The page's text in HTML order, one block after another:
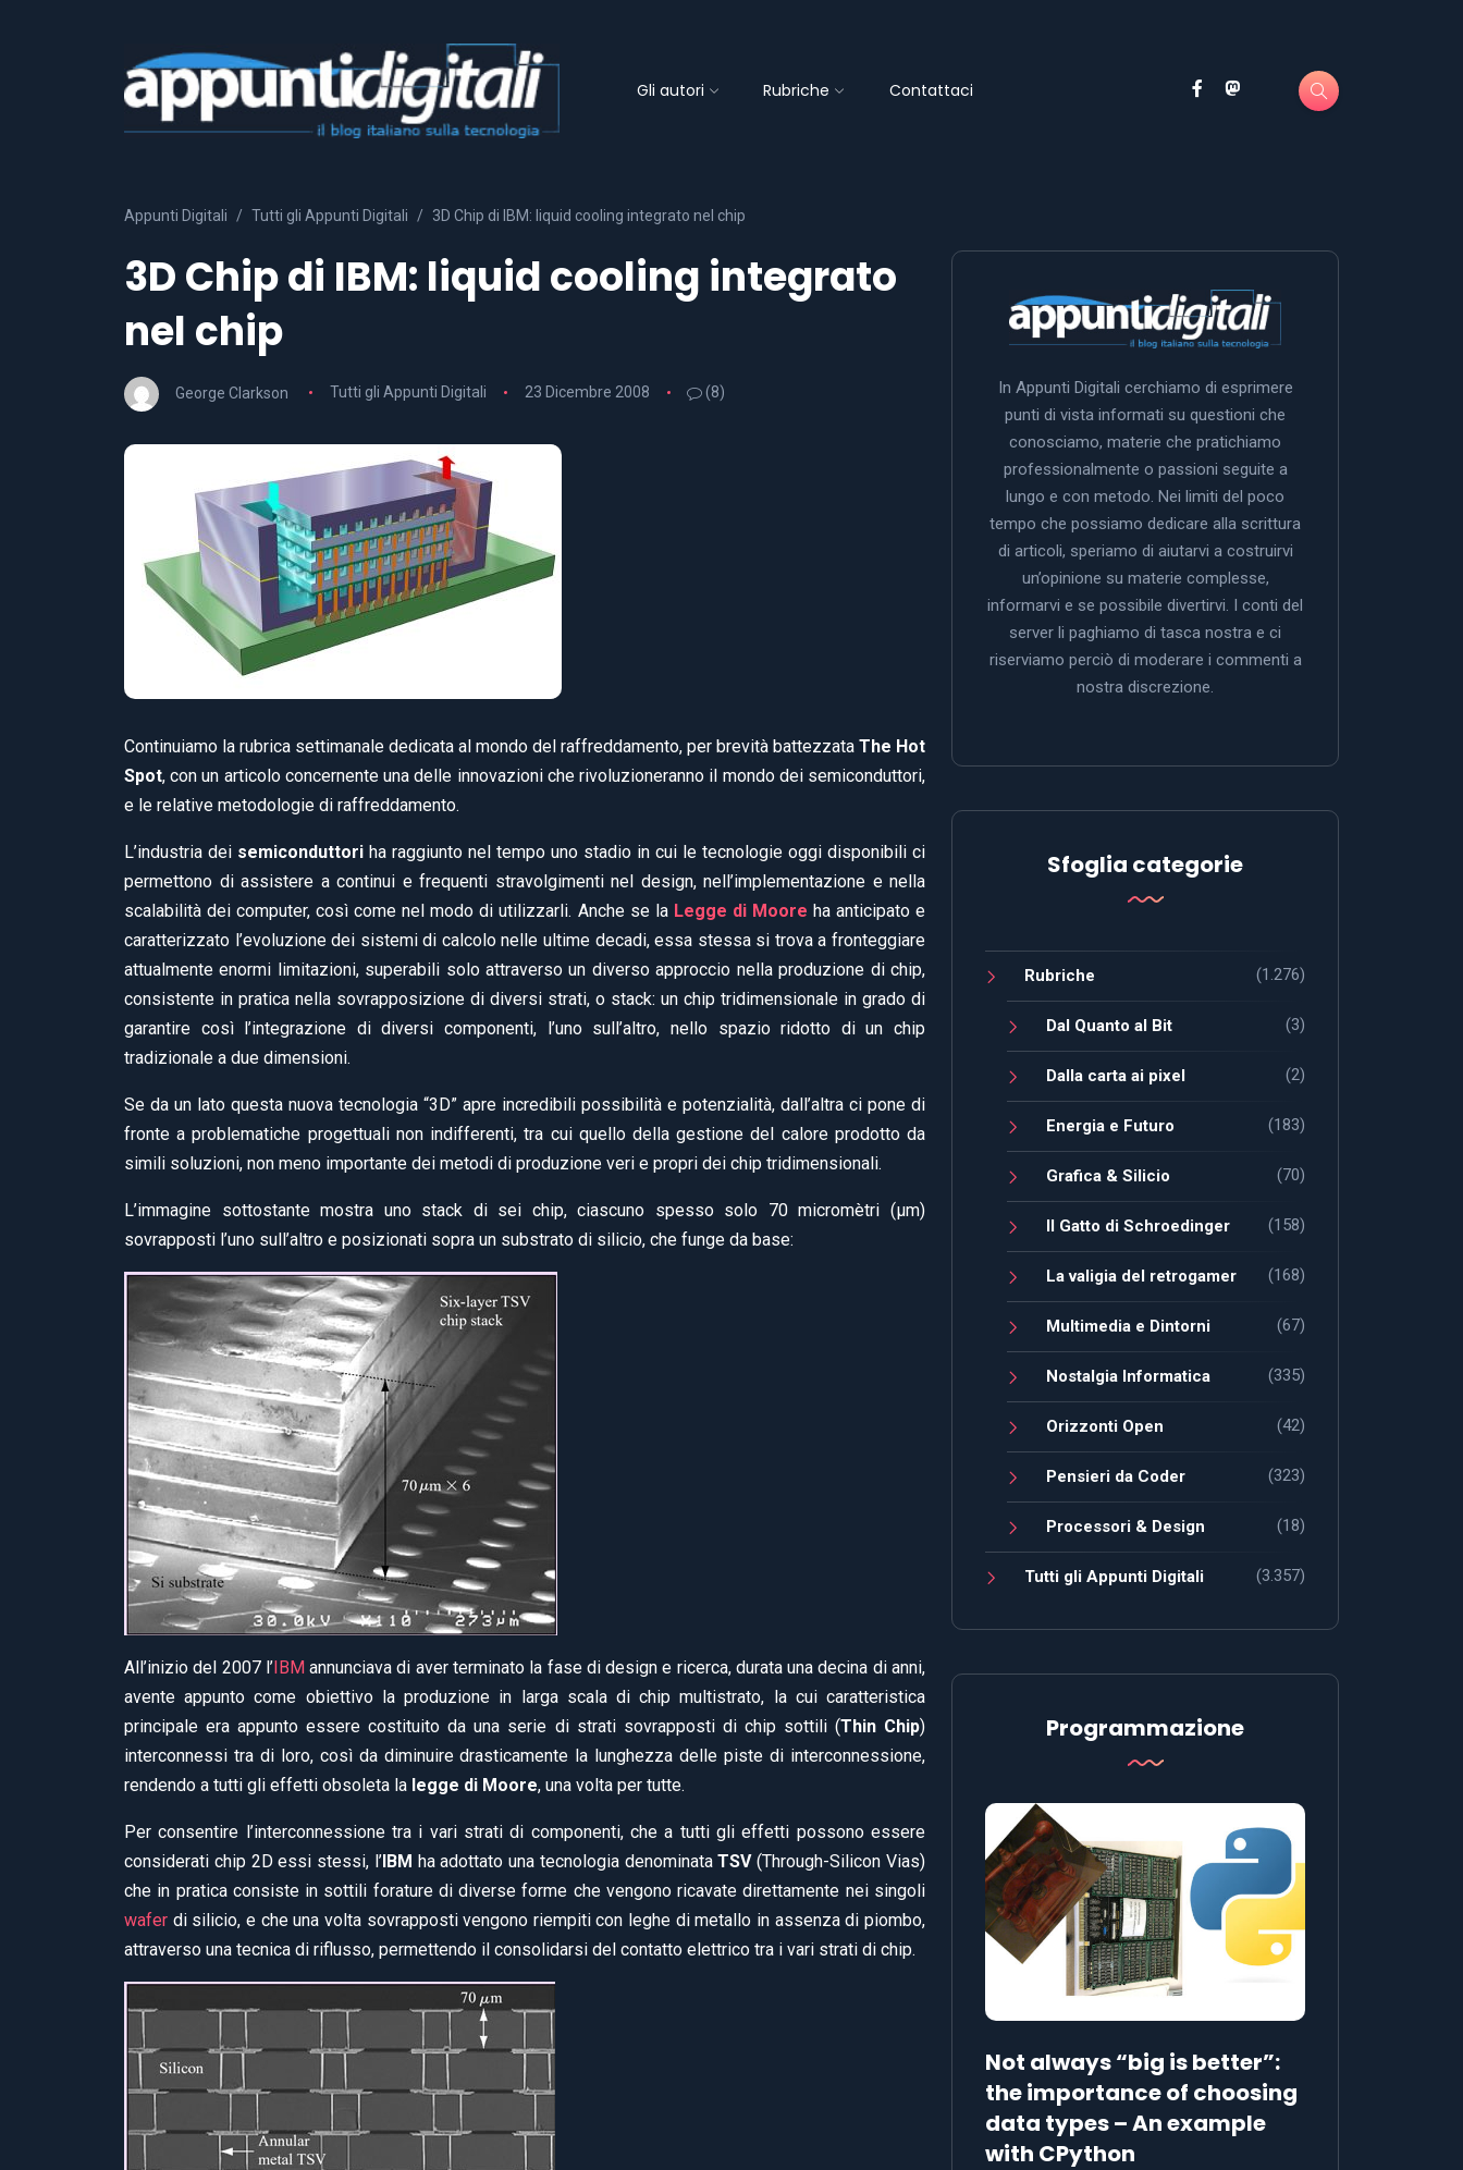
Gli autori Rubriche Contattaci
Appunti Digitali Tutti gli Appunti Digitali 3D Chip di IBM: liquid cooling integrato nel chip
3D Chip di IBM: liquid cooling integrato
nel chip
George Clarkson Tutti gli Appunti Digitali 23 Dicembre 2008 (8)
Continuiamo la rubrica settimanale dedicata al mondo del raffreddamento, per brevità battezzata The Hot
Spot, con un articolo concernente una delle innovazioni che rivoluzioneranno il mondo dei semiconduttori,
e le relative metodologie di raffreddamento.
L’industria dei semiconduttori ha raggiunto nel tempo uno stadio in cui le tecnologie oggi disponibili ci
permettono di assistere a continui e frequenti stravolgimenti nel design, nell’implementazione e nella
scalabilità dei computer, così come nel modo di utilizzarli. Anche se la Legge di Moore ha anticipato e
caratterizzato l’evoluzione dei sistemi di calcolo nelle ultime decadi, essa stessa si trova a fronteggiare
attualmente enormi limitazioni, superabili solo attraverso un diverso approccio nella produzione di chip,
consistente in pratica nella sovrapposizione di diversi strati, o stack: un chip tridimensionale in grado di
garantire così l’integrazione di diversi componenti, l’uno sull’altro, nello spazio ridotto di un chip
tradizionale a due dimensioni.
Se da un lato questa nuova tecnologia “3D” apre incredibili possibilità e potenzialità, dall’altra ci pone di
fronte a problematiche progettuali non indifferenti, tra cui quello della gestione del calore prodotto da
simili soluzioni, non meno importante dei metodi di produzione veri e propri dei chip tridimensionali.
L’immagine sottostante mostra uno stack di sei chip, ciascuno spesso solo 70 micromètri (µm)
sovrapposti l’uno sull’altro e posizionati sopra un substrato di silicio, che funge da base:
All’inizio del 2007 l’IBMannunciava di aver terminato la fase di design e ricerca, durata una decina di anni,
avente appunto come obiettivo la produzione in larga scala di chip multistrato, la cui caratteristica
principale era appunto essere costituito da una serie di strati sovrapposti di chip sottili (Thin Chip)
interconnessi tra di loro, così da diminuire drasticamente la lunghezza delle piste di interconnessione,
rendendo a tutti gli effetti obsoleta la legge di Moore, una volta per tutte.
Per consentire l’interconnessione tra i vari strati di componenti, che a tutti gli effetti possono essere
considerati chip 2D essi stessi, l’IBM ha adottato una tecnologia denominataTSV(Through-Silicon Vias)
che in pratica consiste in sottili forature di diverse forme che vengono ricavate direttamente nei singoli
wafer di silicio, e che una volta sovrapposti vengono riempiti con leghe di metallo in assenza di piombo,
attraverso una tecnica di riflusso, permettendo il consolidarsi del contatto elettrico tra i vari strati di chip.
In Appunti Digitali cerchiamo di esprimere
punti di vista informati su questioni che
conosciamo, materie che pratichiamo
professionalmente o passioni seguite a
lungo e con metodo. Nei limiti del poco
tempo che possiamo dedicare alla scrittura
di articoli, speriamo di aiutarvi a costruirvi
un’opinione su materie complesse,
informarvi e se possibile divertirvi. I conti del
server li paghiamo di tasca nostra e ci
riserviamo perciò di moderare i commenti a
nostra discrezione.
Sfoglia categorie
Rubriche (1.276)
Dal Quanto al Bit (3)
Dalla carta ai pixel (2)
Energia e Futuro (183)
Grafica & Silicio (70)
Il Gatto di Schroedinger (158)
La valigia del retrogamer (168)
Multimedia e Dintorni (67)
Nostalgia Informatica (335)
Orizzonti Open (42)
Pensieri da Coder (323)
Processori & Design (18)
Tutti gli Appunti Digitali (3.357)
Programmazione
Not always “big is better”:
the importance of choosing
data types – An example
with CPython